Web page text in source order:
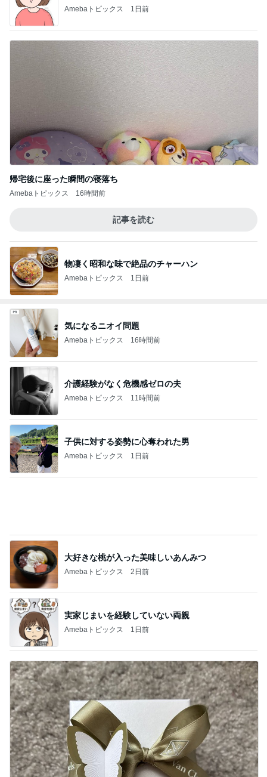
Amebaトピックス 1日前
帰宅後に座った瞬間の寝落ち
Amebaトピックス 16時間前
記事を読む
物凄く昭和な味で絶品のチャーハン
Amebaトピックス 1日前
気になるニオイ問題
Amebaトピックス 16時間前
介護経験がなく危機感ゼロの夫
Amebaトピックス 11時間前
子供に対する姿勢に心奪われた男
Amebaトピックス 1日前
実家じまいを経験していない両親
Amebaトピックス 1日前
入院頑張った記念にヴァンクリ
Amebaトピックス 19時間前